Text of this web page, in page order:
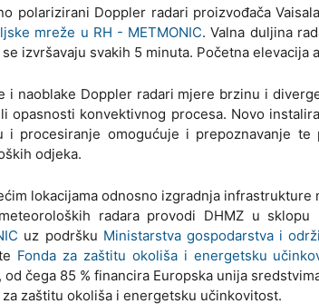
polarizirani Doppler radari proizvođača
mreže u RH - METMONIC. Valna duljina
izvršavaju svakih 5 minuta. Početna elevacija
i naoblake Doppler radari mjere brzinu i
opasnosti konvektivnog procesa. Novo
i procesiranje omogućuje i prepoznavanje
odjeka.
lokacijama odnosno izgradnja
radara provodi DHMZ u sklopu
uz podršku Ministarstva gospodarstva i
Fonda za zaštitu okoliša i energetsku
čega 85 % financira Europska unija
zaštitu okoliša i energetsku učinkovitost.